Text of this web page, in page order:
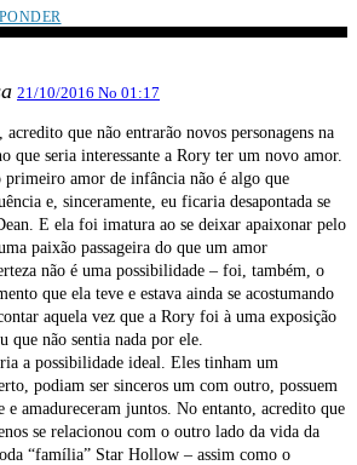
21/10/2016 No 01:17
que não entrarão novos personagens na
que seria interessante a Rory ter um novo amor.
amor de infância não é algo que
e, sinceramente, eu ficaria desapontada se
E ela foi imatura ao se deixar apaixonar pelo
paixão passageira do que um amor
não é uma possibilidade – foi, também, o
que ela teve e estava ainda se acostumando
aquela vez que a Rory foi à uma exposição
que não sentia nada por ele.
a possibilidade ideal. Eles tinham um
podiam ser sinceros um com outro, possuem
e amadureceram juntos. No entanto, acredito que
se relacionou com o outro lado da vida da
“família” Star Hollow – assim como o